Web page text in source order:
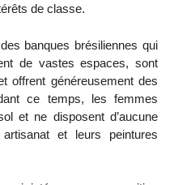
de classe.
banques brésiliennes qui
de vastes espaces, sont
offrent généreusement des
ce temps, les femmes
et ne disposent d’aucune
et leurs peintures